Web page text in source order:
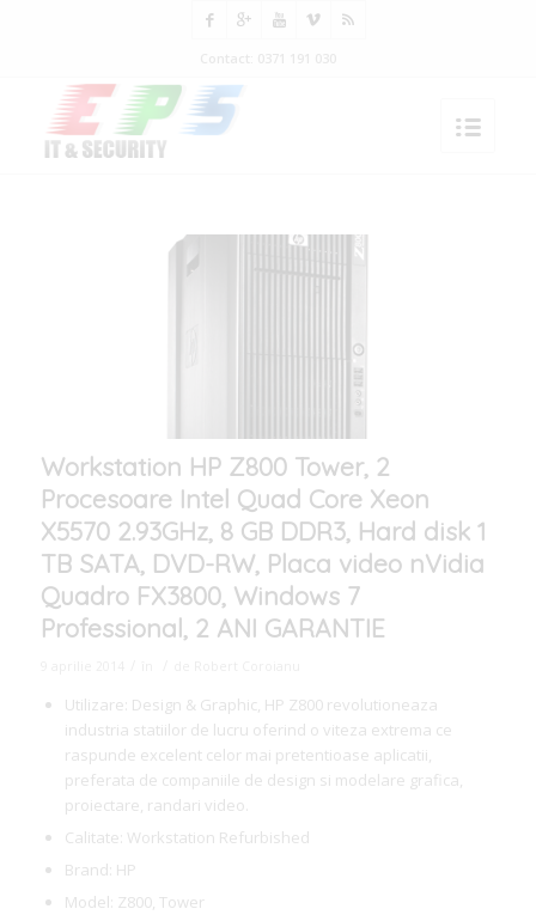
Workstation HP Z800 Tower, 2
Procesoare Intel Quad Core Xeon
X5570 2.93GHz, 8 GB DDR3, Hard disk 1
TB SATA, DVD-RW, Placa video nVidia
Quadro FX3800, Windows 7
Professional, 2 ANI GARANTIE
Utilizare: Design & Graphic, HP Z800 revolutioneaza
industria statiilor de lucru oferind o viteza extrema ce
raspunde excelent celor mai pretentioase aplicatii,
preferata de companiile de design si modelare grafica,
proiectare, randari video.
Calitate: Workstation Refurbished
Brand: HP
Model: Z800, Tower